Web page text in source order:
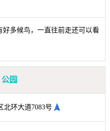
好多候鸟，一直往前走还可以看
公园
北环大道7083号